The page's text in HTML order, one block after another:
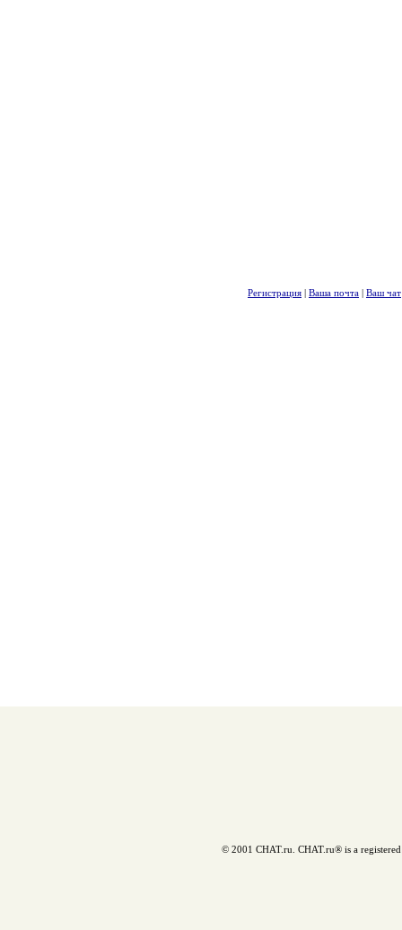
Регистрация | Ваша почта | Ваш чат
© 2001 CHAT.ru. CHAT.ru® is a